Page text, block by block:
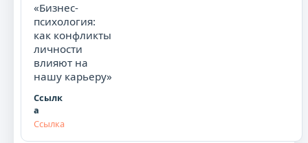
«Бизнес-
психология:
как конфликты
личности
влияют на
нашу карьеру»
Ссылка